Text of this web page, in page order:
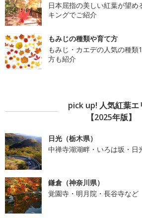
日本屈指の美しい紅葉が望め
キングでご紹介
もみじの種類や育て方
もみじ・カエデの人気の種類
方も紹介
pick up! 人気紅葉エ
【2025年版】
日光（栃木県）
中禅寺湖湖畔・いろは坂・日
鎌倉（神奈川県）
覚園寺・明月院・長谷寺など